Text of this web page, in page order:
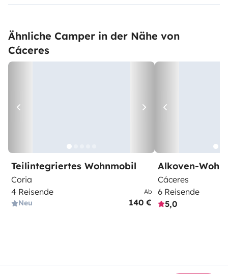
Ähnliche Camper in der Nähe von
Cáceres
Teilintegriertes Wohnmobil
Coria
4 Reisende
Neu
Ab
140 €
Alkoven-
Cáceres
6 Reisende
5,0